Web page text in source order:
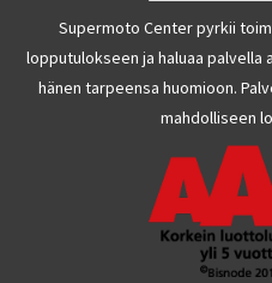
Supermoto Center pyrkii
lopputulokseen ja haluaa
hänen tarpeensa huomioon.
mahdolliseen